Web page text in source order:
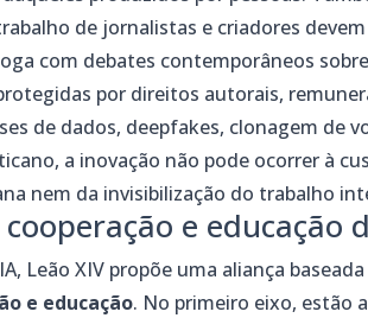
de jornalistas e criadores
com debates contemporâneos
por direitos autorais,
de dados, deepfakes, clonagem de
a inovação não pode ocorrer à
nem da invisibilização do trabalho
e educação
Leão XIV propõe uma aliança
e educação. No primeiro eixo, estão